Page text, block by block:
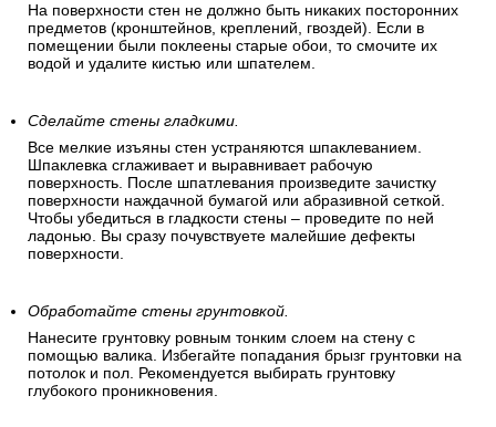
На поверхности стен не должно быть никаких посторонних
предметов (кронштейнов, креплений, гвоздей). Если в
помещении были поклеены старые обои, то смочите их
водой и удалите кистью или шпателем.
Сделайте стены гладкими.
Все мелкие изъяны стен устраняются шпаклеванием.
Шпаклевка сглаживает и выравнивает рабочую
поверхность. После шпатлевания произведите зачистку
поверхности наждачной бумагой или абразивной сеткой.
Чтобы убедиться в гладкости стены – проведите по ней
ладонью. Вы сразу почувствуете малейшие дефекты
поверхности.
Обработайте стены грунтовкой.
Нанесите грунтовку ровным тонким слоем на стену с
помощью валика. Избегайте попадания брызг грунтовки на
потолок и пол. Рекомендуется выбирать грунтовку
глубокого проникновения.